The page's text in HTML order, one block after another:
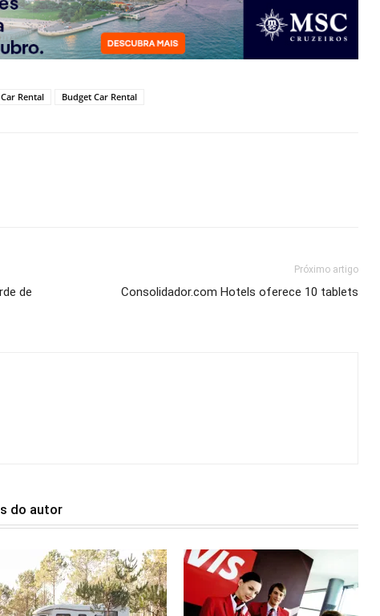
Rental Budget Car Rental
de
Próximo artigo
Consolidador.com Hotels oferece 10 tablets
do autor